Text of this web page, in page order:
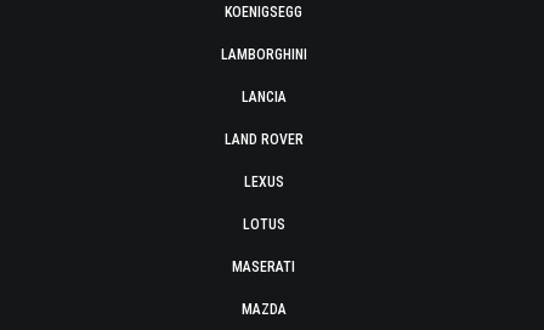
KOENIGSEGG
LAMBORGHINI
LANCIA
LAND ROVER
LEXUS
LOTUS
MASERATI
MAZDA